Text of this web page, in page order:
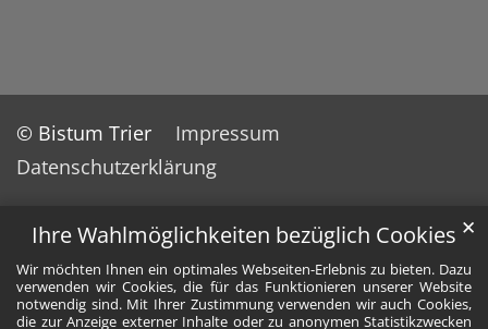
Ihre Wahlmöglichkeiten bezüglich Cookies
Wir möchten Ihnen ein optimales Webseiten-Erlebnis zu bieten. Dazu
verwenden wir Cookies, die für das Funktionieren unserer Website
notwendig sind. Mit Ihrer Zustimmung verwenden wir auch Cookies,
die zur Anzeige externer Inhalte oder zu anonymen Statistikzwecken
✕
© Bistum Trier
Impressum
Datenschutzerklärung